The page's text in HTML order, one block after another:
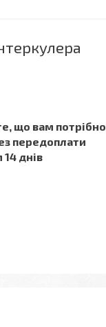
що вам потрібно
передоплати
днів